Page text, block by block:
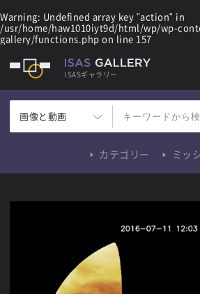
Warning: Undefined array key "action" in
/usr/home/haw1010iyt9d/html/wp/wp-
gallery/functions.php on line 157
ISASギャラリー
画像と動画
カテゴリー ミッ